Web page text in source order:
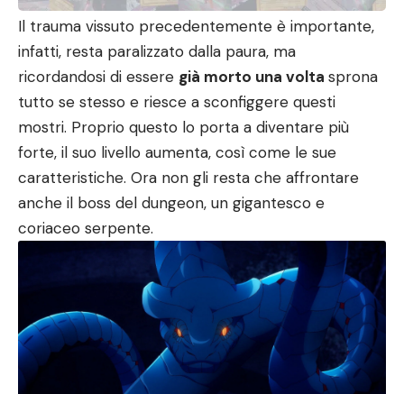
Il trauma vissuto precedentemente è importante,
infatti, resta paralizzato dalla paura, ma
ricordandosi di essere già morto una volta sprona
tutto se stesso e riesce a sconfiggere questi
mostri. Proprio questo lo porta a diventare più
forte, il suo livello aumenta, così come le sue
caratteristiche. Ora non gli resta che affrontare
anche il boss del dungeon, un gigantesco e
coriaceo serpente.